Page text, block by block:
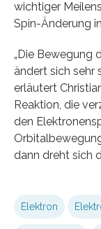
wichtiger
Spin-Änderung
„Die Bewegung
ändert sich sehr
erläutert
Reaktion, die
den
dann dreht sich
Elektron